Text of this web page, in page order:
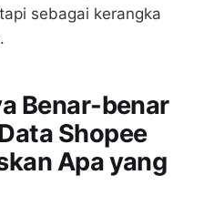
sebagai kerangka
Benar-benar
Shopee
Apa yang